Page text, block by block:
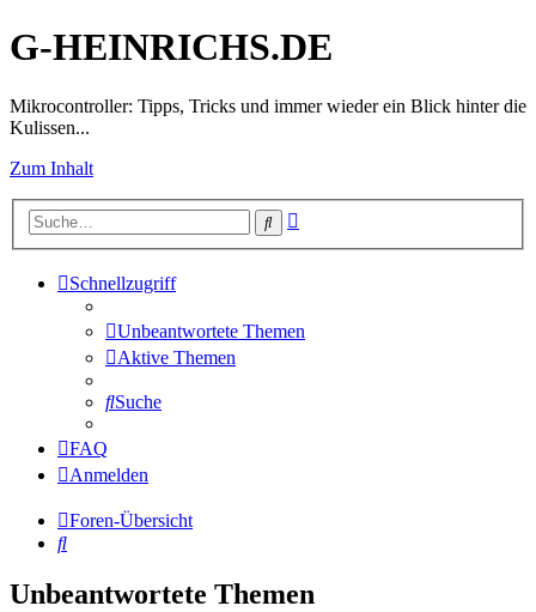
G-HEINRICHS.DE
Mikrocontroller: Tipps, Tricks und immer wieder ein Blick hinter die
Kulissen...
Zum Inhalt
Suche
Schnellzugriff
Unbeantwortete Themen
Aktive Themen
Suche
FAQ
Anmelden
Foren-Übersicht
Suche
Unbeantwortete Themen